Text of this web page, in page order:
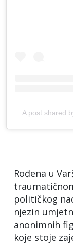
Rođena u
političkog
njezin
anonimnih
koje stoje